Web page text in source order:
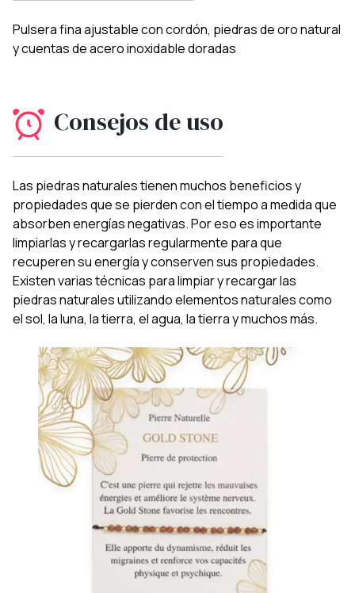
Pulsera fina ajustable con cordón, piedras de oro natural
y cuentas de acero inoxidable doradas
Consejos de uso
Las piedras naturales tienen muchos beneficios y
propiedades que se pierden con el tiempo a medida que
absorben energías negativas. Por eso es importante
limpiarlas y recargarlas regularmente para que
recuperen su energía y conserven sus propiedades.
Existen varias técnicas para limpiar y recargar las
piedras naturales utilizando elementos naturales como
el sol, la luna, la tierra, el agua, la tierra y muchos más.